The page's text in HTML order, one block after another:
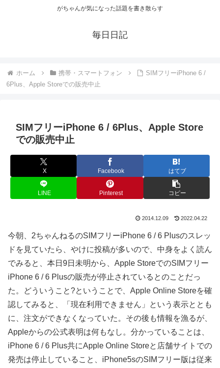
がちゃんが気になった話題を書き散らす
毎日日記
ホーム 携帯・スマートフォン
SIMフリーiPhone 6 /
6Plus、Apple Storeでの販売中止
SIMフリーiPhone 6 / 6Plus、Apple Store
での販売中止
X Facebook はてブ
LINE Pinterest コピー
2014.12.09 2022.04.22
今朝、2ちゃんねるのSIMフリーiPhone 6 / 6 Plusのスレッ
ドを見ていたら、やけに投稿が多いので、中身をよく読ん
でみると、本日9日未明から、Apple StoreでのSIMフリー
iPhone 6 / 6 Plusの販売が停止されているとのことだっ
た。どういうこと?ということで、Apple Online Storeを確
認してみると、「現在利用できません」という表示ととも
に、注文ができなくなっていた。その後も情報を漁るが、
Appleからの公式表明は何もなし。分かっていることは、
iPhone 6 / 6 Plus共にApple Online Storeと店舗サイトでの
発売は停止していること、iPhone5sのSIMフリー版は従来